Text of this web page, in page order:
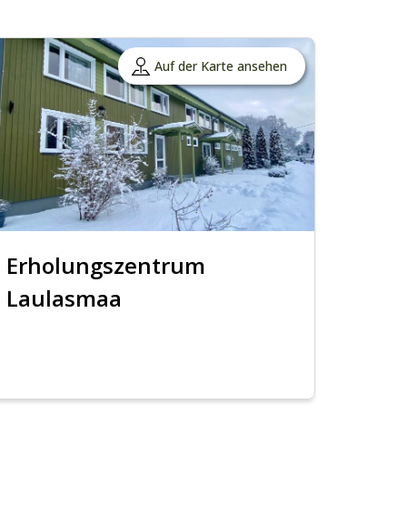
Auf der Karte ansehen
Erholungszentrum
Laulasmaa